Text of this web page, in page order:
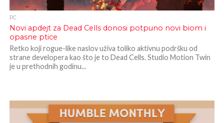
PC
Novi apdejt za Dead Cells donosi potpuno novi biom i
opasne ptice
Retko koji rogue-like naslov uživa toliko aktivnu podršku od
strane developera kao što je to Dead Cells. Studio Motion Twin
je u prethodnih godinu...